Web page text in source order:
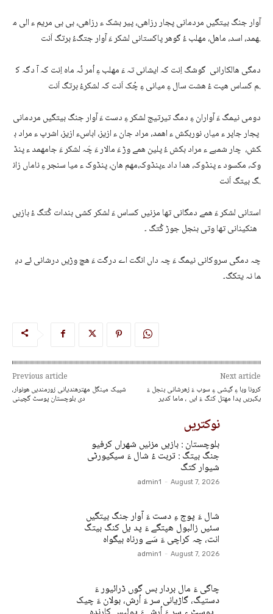
آوار جنگ بیتگیں مردمانی پجار رزاھی، پیر بشک ء رزاھی، بی بی مریم ء الی م
ھمد، اسد، ماھل، مھلب ءُ گوھر پاکستانی لشکر ءَ آوار جتگءُ برتگ اَنت.
دمگی ھالکارانی گوشگ اِنت کہ ایشانی تہ ءَ مھلب ءِ اُمر نُہ ماہ اِنت کہ آ دگہ ک
م کساس ھپت ءُ ھشت سال ءِ میانی ءِ چُک اَنت کہ لشکرءُ برتگ اَنت.
دومی نیمگ ءَ آواران ءِ دمگ تیرتیج لشکر ءِ دست ءَ آوار جنگ بیتگیں مردمانی
پجار جاپر ء میار، نوربکش ء اھمد، مراد جان ء ازیز، اباسء ازیز، اشرپ ء مراد ب
کش، چار شمبے ء مراد بکش ءُ پلین ھمے وڑ ءَ مالار ءَ چَہ لشکر ءَ جامھمد ء پنڈ
وک، مکسود ء پنڈوک، ھدا داد ءپنڈوک،مھم ھان، پنڈوک ء میا سنجر ءِ ناماں زان
گ بیتگ اَنت.
استانی لشکر ءَ ھمے دمگانی تھا مزنیں کساس ءَ لشکر کشی بندات کُتگ ءُ بازیں
چہ دمگی سروکانی نیمگ ءَ چہ داں انگت اے درگت ءَ ھچ وڑیں درشانی ئے دی
ما نہ یتکگ۔
Previous article
شپیک مینگل مھترھندیانی زورمندیں ھونوار،
دی بلوچستان پوسٹ گچینی
Next article
کرونا وبا ءِ گیشی ءِ سوب ءَ زھرشانی بنجل ءَ
یکبریں پدا مھتل کنگ ءَ ایں ، ماما کدیر
نوکتریں
بلوچستان : بازیں مزنیں شھراں کرفیو
جنگ بیتگ : تربت ءُ شال ءَ سیکیورٹی
شیوار کتگ
admin1 - August 7, 2026
شال ءَ پوج ءِ دست ءَ آوار جنگ بیتگیں
سئیں زالبول ھپتگے ءَ پد یل کنگ بیتگ
انت، چہ کراچی ءَ سَے ورناہ بیگواہ
admin1 - August 7, 2026
چاگی ءَ مال بردار بس گوں ڈرائیور ءَ
دستیگ، گاڑیانی سر ءَ اُرش، بولان ءَ چیک